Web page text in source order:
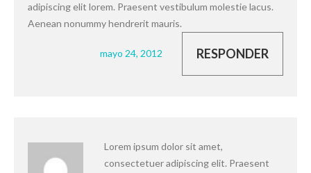
adipiscing elit lorem. Praesent vestibulum molestie lacus.
Aenean nonummy hendrerit mauris.
RESPONDER
mayo 24, 2012
Lorem ipsum dolor sit amet,
consectetuer adipiscing elit. Praesent